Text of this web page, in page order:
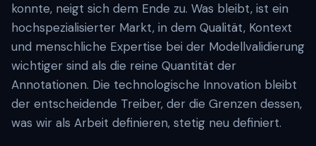
konnte, neigt sich dem Ende zu. Was bleibt, ist ein
hochspezialisierter Markt, in dem Qualität, Kontext
und menschliche Expertise bei der Modellvalidierung
wichtiger sind als die reine Quantität der
Annotationen. Die technologische Innovation bleibt
der entscheidende Treiber, der die Grenzen dessen,
was wir als Arbeit definieren, stetig neu definiert.